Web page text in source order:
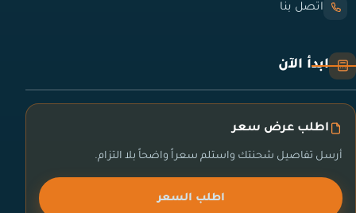
اتصل بنا
ابدأ الآن
اطلب عرض سعر
أرسل تفاصيل شحنتك واستلم سعراً واضحاً بلا التزام.
اطلب السعر